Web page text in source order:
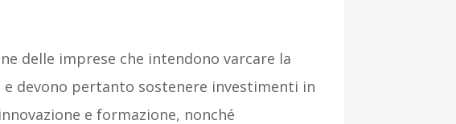
delle imprese che intendono varcare la
devono pertanto sostenere investimenti in
e formazione, nonché